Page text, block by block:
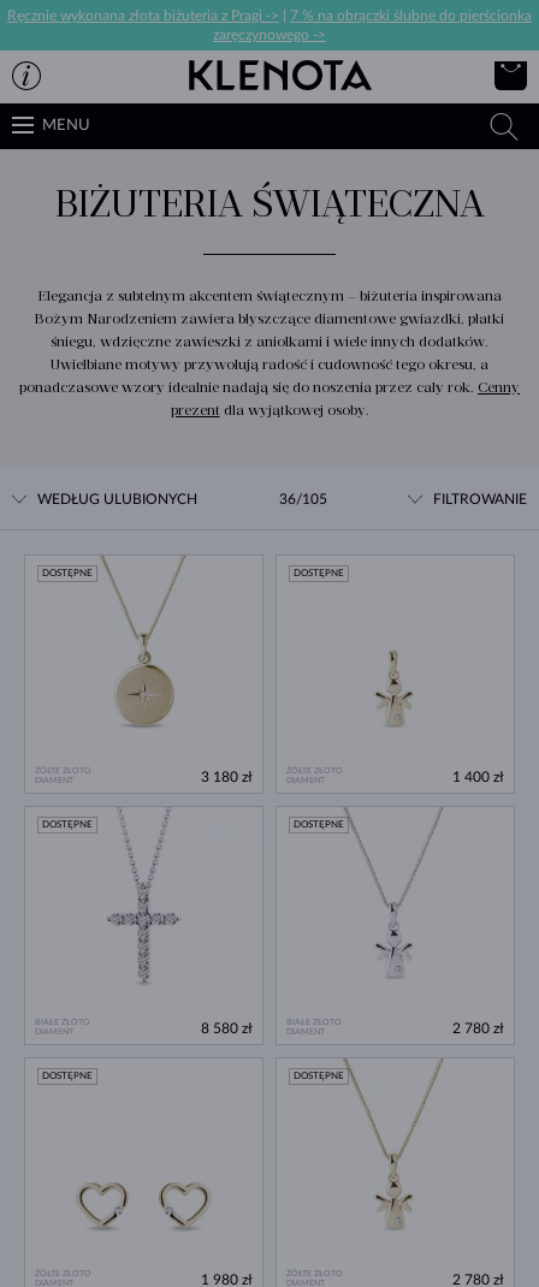
Ręcznie wykonana złota biżuteria z Pragi ->
7 % na obrączki ślubne do pierścionka
zaręczynowego ->
MENU
BIŻUTERIA ŚWIĄTECZNA
Elegancja z subtelnym akcentem świątecznym – biżuteria inspirowana
Bożym Narodzeniem zawiera błyszczące diamentowe gwiazdki, płatki
śniegu, wdzięczne zawieszki z aniołkami i wiele innych dodatków.
Uwielbiane motywy przywołują radość i cudowność tego okresu, a
ponadczasowe wzory idealnie nadają się do noszenia przez cały rok. Cenny
prezent dla wyjątkowej osoby.
WEDŁUG ULUBIONYCH 36/105 FILTROWANIE
ŻÓŁTE ZŁOTO
DIAMENT
DOSTĘPNE
3 180 zł
ŻÓŁTE ZŁOTO
DIAMENT
DOSTĘPNE
1 400 zł
BIAŁE ZŁOTO
DIAMENT
DOSTĘPNE
8 580 zł
BIAŁE ZŁOTO
DIAMENT
DOSTĘPNE
2 780 zł
ŻÓŁTE ZŁOTO
DIAMENT
DOSTĘPNE
1 980 zł
ŻÓŁTE ZŁOTO
DIAMENT
DOSTĘPNE
2 780 zł